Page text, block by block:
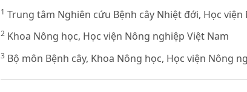
1 Trung tâm Nghiên cứu Bệnh cây Nhiệt đới, Học
2 Khoa Nông học, Học viện Nông nghiệp Việt Nam
3 Bộ môn Bệnh cây, Khoa Nông học, Học viện Nông